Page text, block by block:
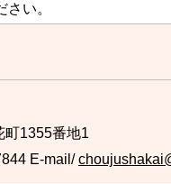
い。
町1355番地1
E-mail/